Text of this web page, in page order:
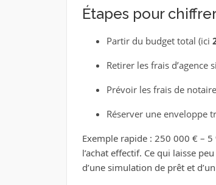
Étapes pour
Partir du budget total (ici
Retirer les frais d’agence
Prévoir les frais de
Réserver une enveloppe
Exemple rapide : 250 000 € –
l’achat effectif. Ce qui laisse
d’une simulation de prêt et